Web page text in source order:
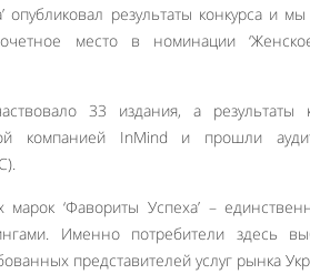
опубликовал результаты конкурса и
место в номинации
33 издания, а результаты
компанией InMind и прошли
марок ‘Фавориты Успеха’ –
Именно потребители здесь
представителей услуг рынка